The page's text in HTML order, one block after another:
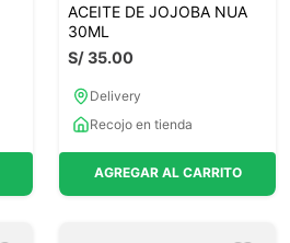
ACEITE DE JOJOBA NUA
30ML
S/35.00
Delivery
Recojo en tienda
AGREGAR AL CARRITO